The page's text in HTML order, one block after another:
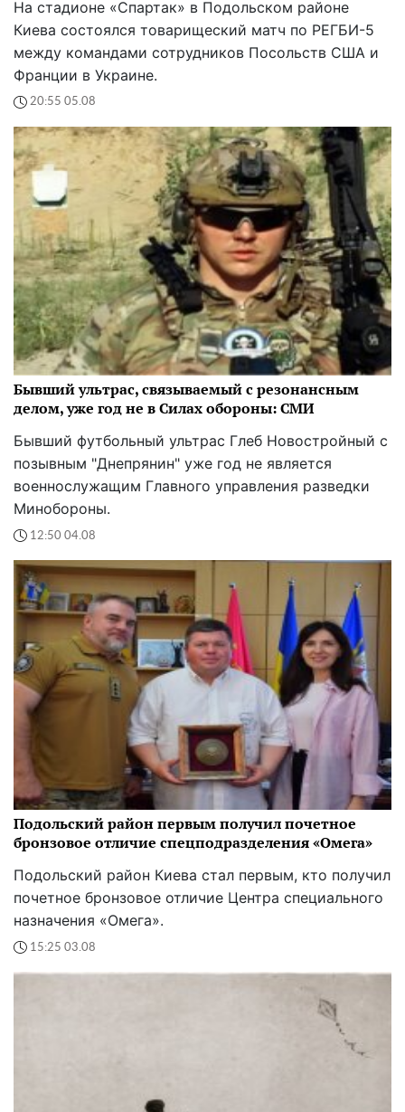
На стадионе «Спартак» в Подольском районе
Киева состоялся товарищеский матч по РЕГБИ-5
между командами сотрудников Посольств США и
Франции в Украине.
20:55 05.08
Бывший ультрас, связываемый с резонансным
делом, уже год не в Силах обороны: СМИ
Бывший футбольный ультрас Глеб Новостройный с
позывным "Днепрянин" уже год не является
военнослужащим Главного управления разведки
Минобороны.
12:50 04.08
Подольский район первым получил почетное
бронзовое отличие спецподразделения «Омега»
Подольский район Киева стал первым, кто получил
почетное бронзовое отличие Центра специального
назначения «Омега».
15:25 03.08